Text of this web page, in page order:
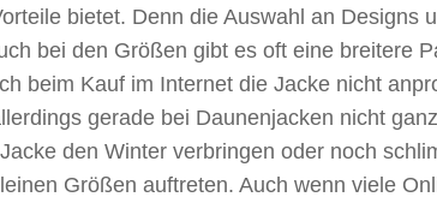
bietet. Denn die Auswahl an Designs
bei den Größen gibt es oft eine breitere
beim Kauf im Internet die Jacke nicht
gerade bei Daunenjacken nicht
den Winter verbringen oder noch
Größen auftreten. Auch wenn viele